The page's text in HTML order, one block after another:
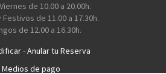
de 10.00 a 20.00h.
de 11.00 a 17.30h.
de 12.00 a 16.30h.
-Anular tu Reserva
Medios de pago